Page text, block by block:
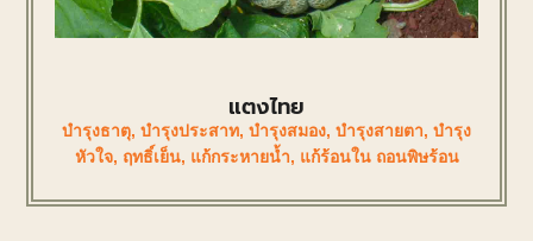
แตงไทย
บำรุงธาตุ, บำรุงประสาท, บำรุงสมอง, บำรุงสายตา, บำรุง
หัวใจ, ฤทธิ์เย็น, แก้กระหายน้ำ, แก้ร้อนใน ถอนพิษร้อน